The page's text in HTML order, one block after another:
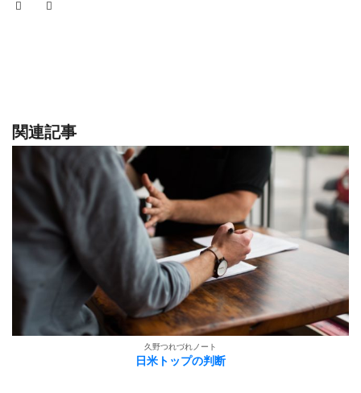
関連記事
久野つれづれノート
日米トップの判断